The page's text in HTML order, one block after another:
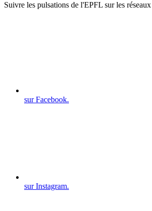
Suivre les pulsations de l'EPFL sur les
sur Facebook.
sur Instagram.